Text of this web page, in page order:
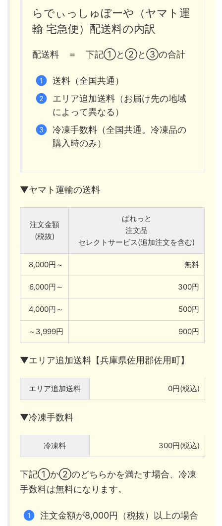
らでぃっしゅぼーや（ヤマト運
輸 宅急便）配送料の内訳
配送料 ＝ 下記①と②と③の合計
送料（全国共通）
エリア追加送料（お届け先の地域
によって異なる）
冷凍手数料（全国共通。冷凍品の
購入時のみ）
▼ヤマト運輸の送料
注文金額
(税抜)
ぱれっと
注文品
セレクトサービス(追加注文を含む)
8,000円～ 無料
6,000円～ 300円
4,000円～ 500円
～3,999円 900円
▼エリア追加送料【兵庫県佐用郡佐用町】
エリア追加送料 0円(税込)
▼冷凍手数料
冷凍料 300円(税込)
下記①か②のどちらかを満たす場合、冷凍
手数料は無料になります。
注文金額が8,000円（税抜）以上の場合